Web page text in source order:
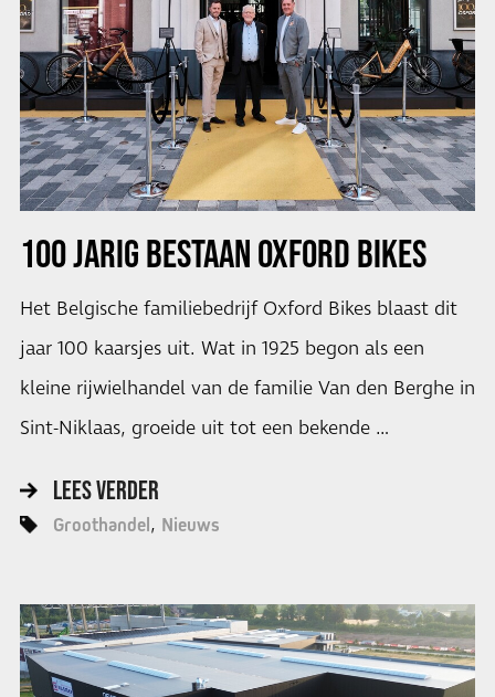
100 JARIG BESTAAN OXFORD BIKES
Het Belgische familiebedrijf Oxford Bikes blaast dit
jaar 100 kaarsjes uit. Wat in 1925 begon als een
kleine rijwielhandel van de familie Van den Berghe in
Sint-Niklaas, groeide uit tot een bekende …
LEES VERDER
Groothandel Nieuws